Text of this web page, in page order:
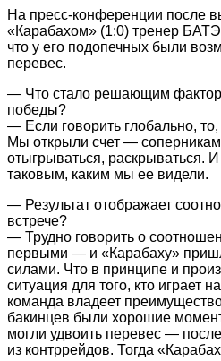
На пресс-конференции после
«Карабахом» (1:0) тренер
что у его подопечных были
перевес.
— Что стало решающим
победы?
— Если говорить глобально,
Мы открыли счет —
отыгрываться, раскрываться.
таковым, каким мы ее видели.
— Результат отображает
встрече?
— Трудно говорить о
первыми — и «Карабаху»
силами. Что в принципе и
ситуация для того, кто
команда владеет
бакинцев были хорошие
могли удвоить перевес —
из контррейдов. Тогда